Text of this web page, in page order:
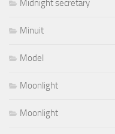
Midnight secretary
Minuit
Model
Moonlight
Moonlight